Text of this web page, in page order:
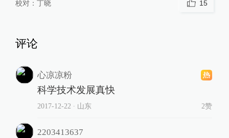
校对： 丁晓 15
评论
心凉凉粉
科学技术发展真快
2017-12-22 ∙ 山东 2赞
2203413637